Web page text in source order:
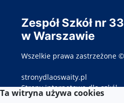
Zespół Szkół nr 33
w Warszawie
Wszelkie prawa zastrzeżone
stronydlaoswaity.pl
Strony internetowe dla szkół
Ta witryna używa cookies